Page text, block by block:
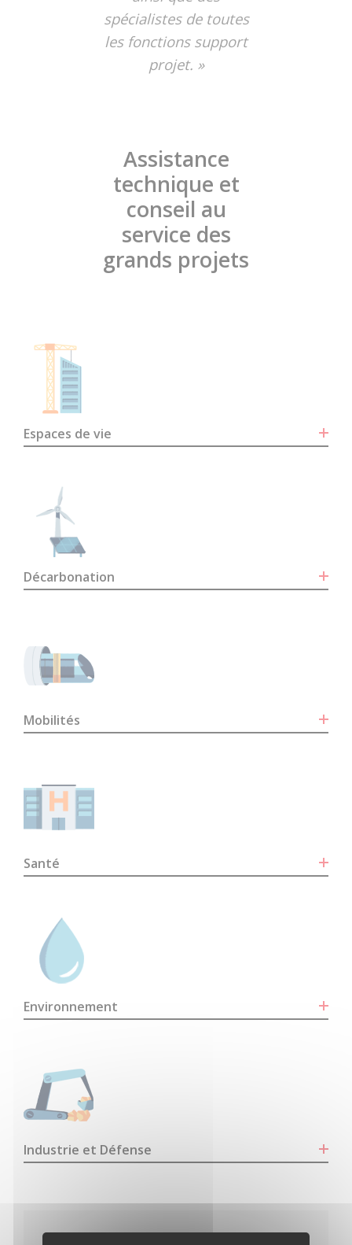
spécialistes de toutes
les fonctions support
projet. »
Assistance
technique et
conseil au
service des
grands projets
Espaces de vie
Décarbonation
Mobilités
Santé
Environnement
Industrie et Défense